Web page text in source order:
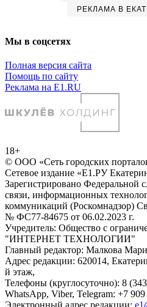
РЕКЛАМА В
Мы в соцсетях
Полная версия сайта
Помощь по сайту
Реклама на E1.RU
18+
© ООО «Сеть городских
Сетевое издание «Е1.РУ
Зарегистрировано Федеральной
связи, информационных
коммуникаций (Роскомнадзор)
№ ФС77-84675 от 06.02.2023 г.
Учредитель: Общество с
"ИНТЕРНЕТ ТЕХНОЛОГИИ"
Главный редактор: Малкова
Адрес редакции: 620014,
й этаж,
Телефоны (круглосуточно): 8
WhatsApp, Viber, Telegram: +7
Электронный адрес редакции: